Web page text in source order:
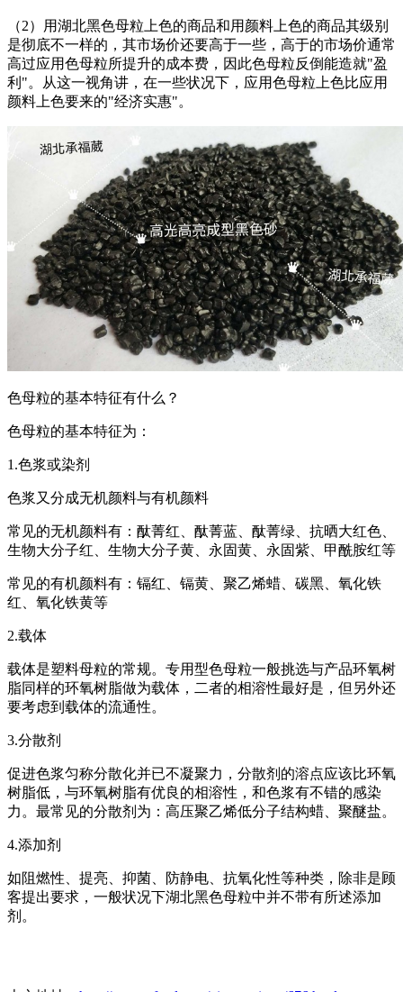
（2）用湖北黑色母粒上色的商品和用颜料上色的商品其级别
是彻底不一样的，其市场价还要高于一些，高于的市场价通常
高过应用色母粒所提升的成本费，因此色母粒反倒能造就"盈
利"。从这一视角讲，在一些状况下，应用色母粒上色比应用
颜料上色要来的"经济实惠"。
色母粒的基本特征有什么？
色母粒的基本特征为：
1.色浆或染剂
色浆又分成无机颜料与有机颜料
常见的无机颜料有：酞菁红、酞菁蓝、酞菁绿、抗晒大红色、
生物大分子红、生物大分子黄、永固黄、永固紫、甲酰胺红等
常见的有机颜料有：镉红、镉黄、聚乙烯蜡、碳黑、氧化铁
红、氧化铁黄等
2.载体
载体是塑料母粒的常规。专用型色母粒一般挑选与产品环氧树
脂同样的环氧树脂做为载体，二者的相溶性最好是，但另外还
要考虑到载体的流通性。
3.分散剂
促进色浆匀称分散化并已不凝聚力，分散剂的溶点应该比环氧
树脂低，与环氧树脂有优良的相溶性，和色浆有不错的感染
力。最常见的分散剂为：高压聚乙烯低分子结构蜡、聚醚盐。
4.添加剂
如阻燃性、提亮、抑菌、防静电、抗氧化性等种类，除非是顾
客提出要求，一般状况下湖北黑色母粒中并不带有所述添加
剂。